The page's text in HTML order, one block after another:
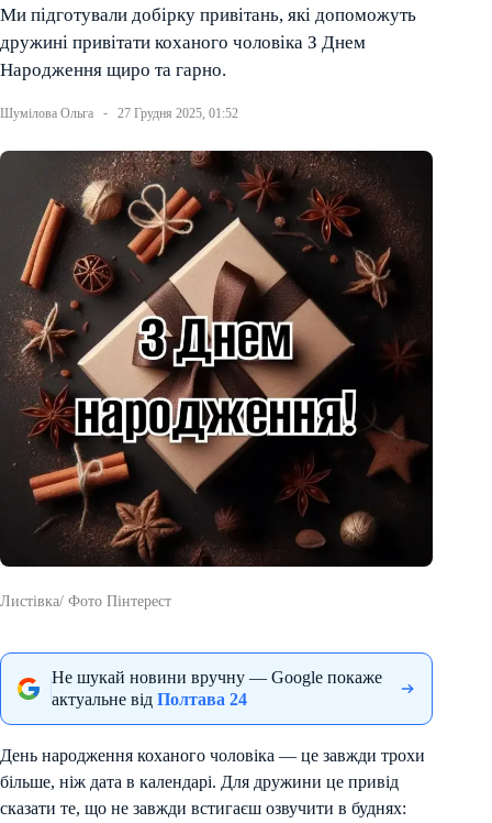
Ми підготували добірку привітань, які допоможуть
дружині привітати коханого чоловіка З Днем
Народження щиро та гарно.
Шумілова Ольга 27 Грудня 2025, 01:52
Листівка/ Фото Пінтерест
Не шукай новини вручну — Google покаже
актуальне від Полтава 24
День народження коханого чоловіка — це завжди трохи
більше, ніж дата в календарі. Для дружини це привід
сказати те, що не завжди встигаєш озвучити в буднях: